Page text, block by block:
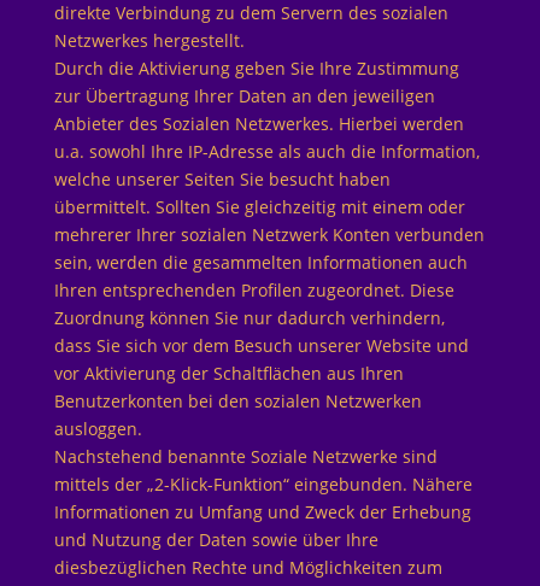
direkte Verbindung zu dem Servern des sozialen
Netzwerkes hergestellt.
Durch die Aktivierung geben Sie Ihre Zustimmung
zur Übertragung Ihrer Daten an den jeweiligen
Anbieter des Sozialen Netzwerkes. Hierbei werden
u.a. sowohl Ihre IP-Adresse als auch die Information,
welche unserer Seiten Sie besucht haben
übermittelt. Sollten Sie gleichzeitig mit einem oder
mehrerer Ihrer sozialen Netzwerk Konten verbunden
sein, werden die gesammelten Informationen auch
Ihren entsprechenden Profilen zugeordnet. Diese
Zuordnung können Sie nur dadurch verhindern,
dass Sie sich vor dem Besuch unserer Website und
vor Aktivierung der Schaltflächen aus Ihren
Benutzerkonten bei den sozialen Netzwerken
ausloggen.
Nachstehend benannte Soziale Netzwerke sind
mittels der „2-Klick-Funktion“ eingebunden. Nähere
Informationen zu Umfang und Zweck der Erhebung
und Nutzung der Daten sowie über Ihre
diesbezüglichen Rechte und Möglichkeiten zum